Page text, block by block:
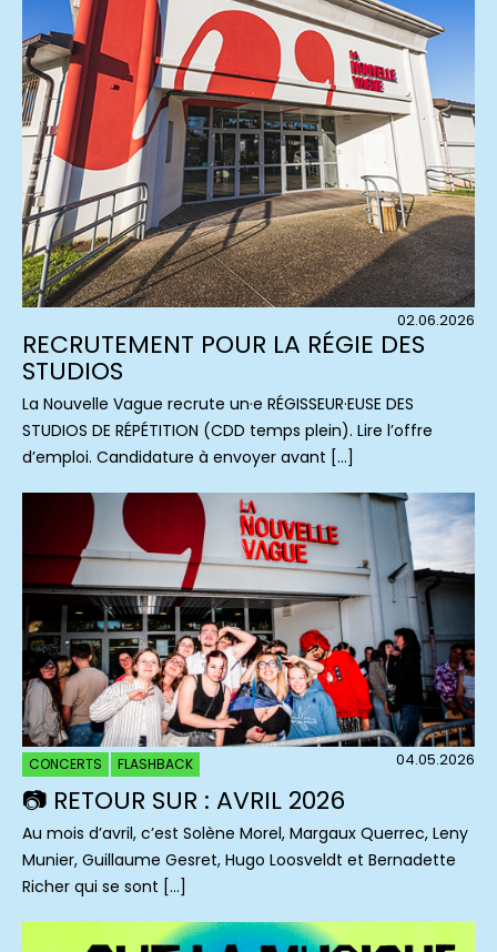
02.06.2026
RECRUTEMENT POUR LA RÉGIE DES
STUDIOS
La Nouvelle Vague recrute un·e RÉGISSEUR·EUSE DES
STUDIOS DE RÉPÉTITION (CDD temps plein). Lire l’offre
d’emploi. Candidature à envoyer avant […]
CONCERTS FLASHBACK 04.05.2026
📷 RETOUR SUR : AVRIL 2026
Au mois d’avril, c’est Solène Morel, Margaux Querrec, Leny
Munier, Guillaume Gesret, Hugo Loosveldt et Bernadette
Richer qui se sont […]